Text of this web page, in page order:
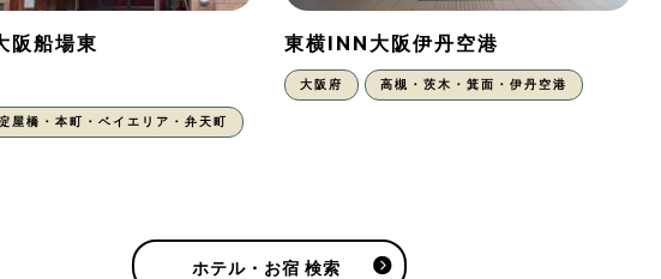
阪船場東
屋橋・本町・ベイエリア・弁天町
東横INN大阪伊丹空港
大阪府 高槻・茨木・箕面・伊丹空港
ホテル・お宿 検索